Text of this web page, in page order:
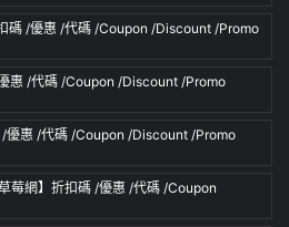
碼 /優惠 /代碼 /Coupon /Discount /Promo
惠 /代碼 /Coupon /Discount /Promo
優惠 /代碼 /Coupon /Discount /Promo
莓網】折扣碼 /優惠 /代碼 /Coupon